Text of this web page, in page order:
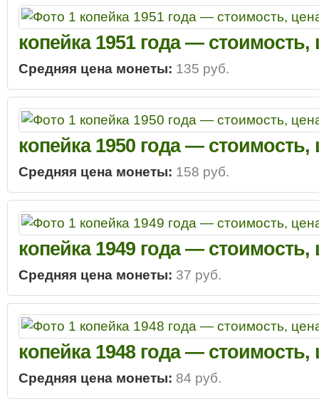
копейка 1951 года —
Средняя цена монеты: 135 руб.
копейка 1950 года —
Средняя цена монеты: 158 руб.
копейка 1949 года —
Средняя цена монеты: 37 руб.
копейка 1948 года —
Средняя цена монеты: 84 руб.